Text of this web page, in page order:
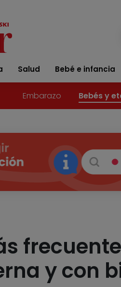
Salud Bebé e infancia
Embarazo Bebés y
y con